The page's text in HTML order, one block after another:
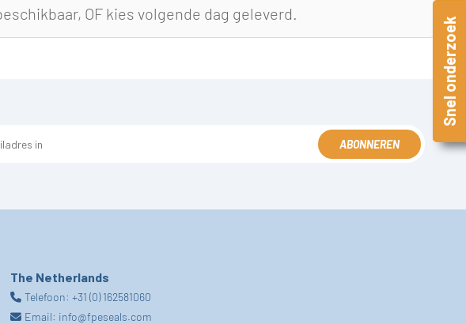
OF kies volgende dag geleverd.
ABONNEREN
The Netherlands
Telefoon: +31 (0) 162581060
Email: info@fpeseals.com
Snel onderzoek